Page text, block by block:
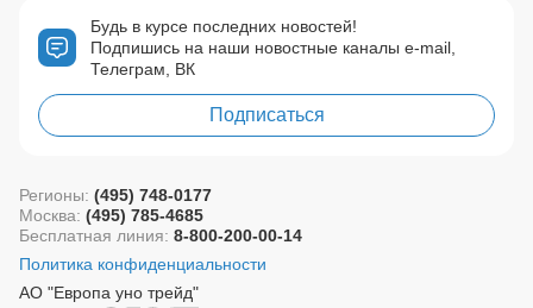
Будь в курсе последних новостей!
Подпишись на наши новостные каналы e-mail,
Телеграм, ВК
Подписаться
АО "Европа уно трейд"
Регионы: (495) 748-0177
Москва: (495) 785-4685
Бесплатная линия: 8-800-200-00-14
Политика конфиденциальности